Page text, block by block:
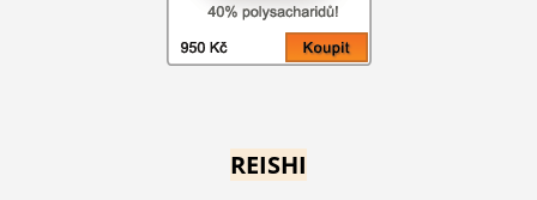
REISHI